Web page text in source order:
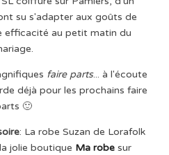
su s'adapter aux goûts de
efficacité au petit matin du
faire parts... à l'écoute
déjà pour les prochains faire
🙂
: La robe Suzan de Lorafolk
jolie boutique Ma robe sur